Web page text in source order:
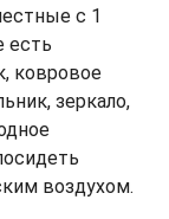
с 1
есть
ковровое
зеркало,
воздухом.